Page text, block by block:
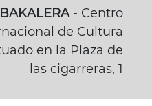
- Centro
de Cultura
en la Plaza de
las cigarreras, 1